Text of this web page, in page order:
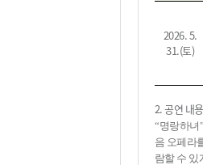
2026. 5.
31.(토)
2.공연 내용
“명랑하녀”
음 오페라
람할 수 있